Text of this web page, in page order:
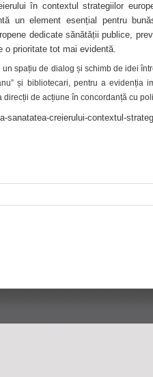
în contextul strategiilor
un element esențial pentru
dedicate sănătății publice,
o prioritate tot mai evidentă.
spațiu de dialog și schimb de idei
și bibliotecari, pentru a evidenția
de acțiune în concordanță cu
sanatatea-creierului-contextul-